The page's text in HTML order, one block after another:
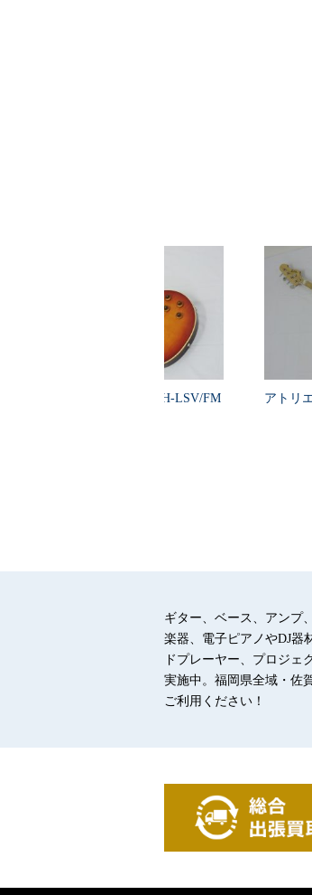
HISTORY ヒストリー SH-LSV/FM
アトリエ
…
ギター、ベース、アンプ
楽器、電子ピアノやDJ器
ドプレーヤー、プロジェ
実施中。福岡県全域・佐
ご利用ください！